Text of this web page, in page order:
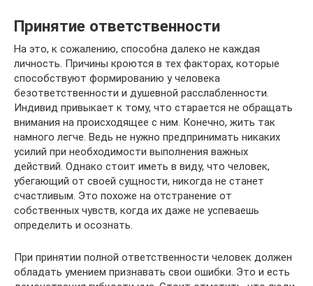
Принятие ответственности
На это, к сожалению, способна далеко не каждая
личность. Причины кроются в тех факторах, которые
способствуют формированию у человека
безответственности и душевной расслабленности.
Индивид привыкает к тому, что старается не обращать
внимания на происходящее с ним. Конечно, жить так
намного легче. Ведь не нужно предпринимать никаких
усилий при необходимости выполнения важных
действий. Однако стоит иметь в виду, что человек,
убегающий от своей сущности, никогда не станет
счастливым. Это похоже на отстранение от
собственных чувств, когда их даже не успеваешь
определить и осознать.
При принятии полной ответственности человек должен
обладать умением признавать свои ошибки. Это и есть